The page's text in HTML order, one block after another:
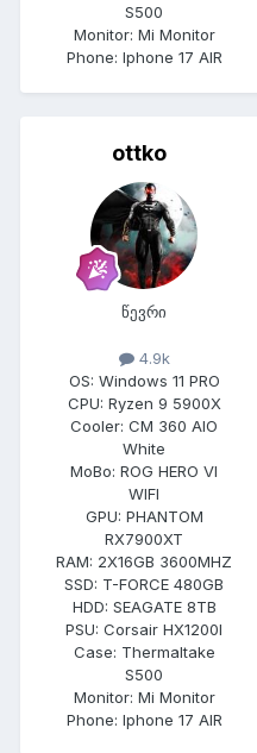
S500
Monitor: Mi Monitor
Phone: Iphone 17 AIR
ottko
წევრი
4.9k
OS: Windows 11 PRO
CPU: Ryzen 9 5900X
Cooler: CM 360 AIO
White
MoBo: ROG HERO VI
WIFI
GPU: PHANTOM
RX7900XT
RAM: 2X16GB 3600MHZ
SSD: T-FORCE 480GB
HDD: SEAGATE 8TB
PSU: Corsair HX1200I
Case: Thermaltake
S500
Monitor: Mi Monitor
Phone: Iphone 17 AIR